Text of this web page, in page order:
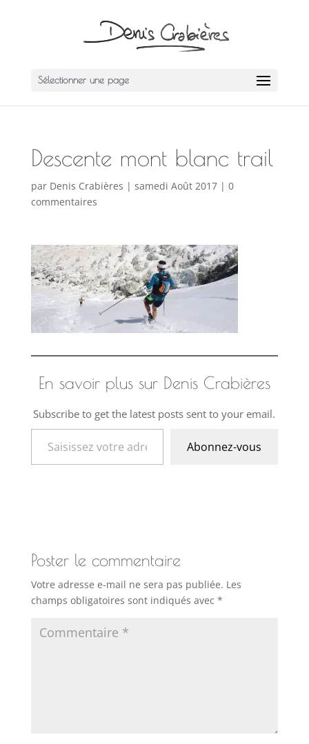
Sélectionner une page
Descente mont blanc trail
par Denis Crabières | samedi Août 2017| 0
commentaires
En savoir plus sur Denis Crabières
Subscribe to get the latest posts sent to your email.
Saisissez votre adresse e-mail…
Abonnez-vous
Poster le commentaire
Votre adresse e-mail ne sera pas publiée. Les
champs obligatoires sont indiqués avec *